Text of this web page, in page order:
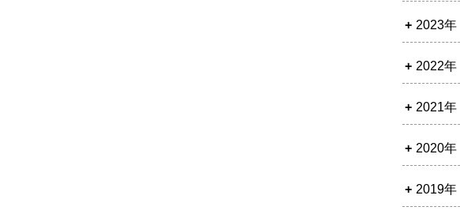
2023年
2022年
2021年
2020年
2019年